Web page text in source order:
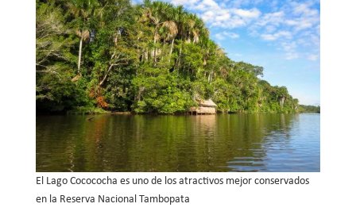
El Lago Cocococha es uno de los atractivos mejor conservados
en la Reserva Nacional Tambopata